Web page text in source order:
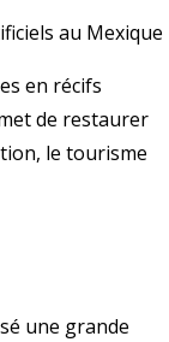
au Mexique
en récifs
de restaurer
le tourisme
une grande